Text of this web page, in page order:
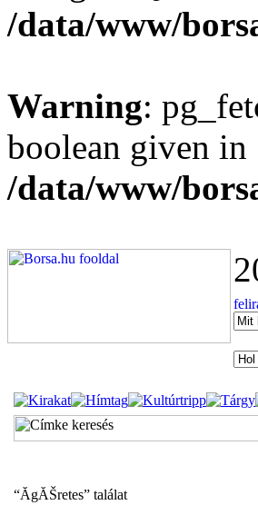
/data/www/
Warning:
boolean given in
/data/www/
“Ă­gĂŠretes” találat